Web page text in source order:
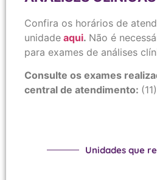
Confira os horários de
unidade aqui. Não é
para exames de análises
Consulte os exames
central de atendimento:
Unidades que